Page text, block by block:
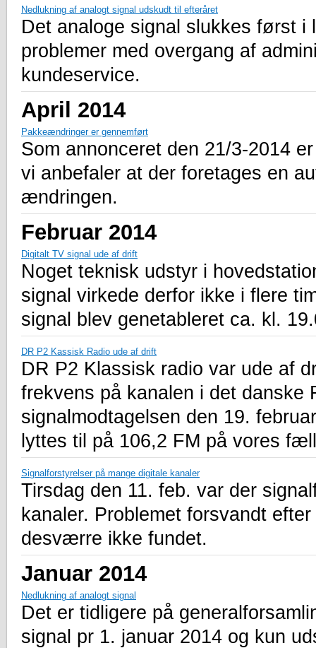
Nedlukning af analogt signal udskudt til efteråret
Det analoge signal slukkes først
problemer med overgang af
kundeservice.
April 2014
Pakkeændringer er gennemført
Som annonceret den 21/3-2014
vi anbefaler at der foretages en
ændringen.
Februar 2014
Digitalt TV signal ude af drift
Noget teknisk udstyr i
signal virkede derfor ikke i flere
signal blev genetableret ca. kl.
DR P2 Kassisk Radio ude af drift
DR P2 Klassisk radio var ude af
frekvens på kanalen i det danske
signalmodtagelsen den 19.
lyttes til på 106,2 FM på vores
Signalforstyrelser på mange digitale kanaler
Tirsdag den 11. feb. var der
kanaler. Problemet forsvandt
desværre ikke fundet.
Januar 2014
Nedlukning af analogt signal
Det er tidligere på
signal pr 1. januar 2014 og kun